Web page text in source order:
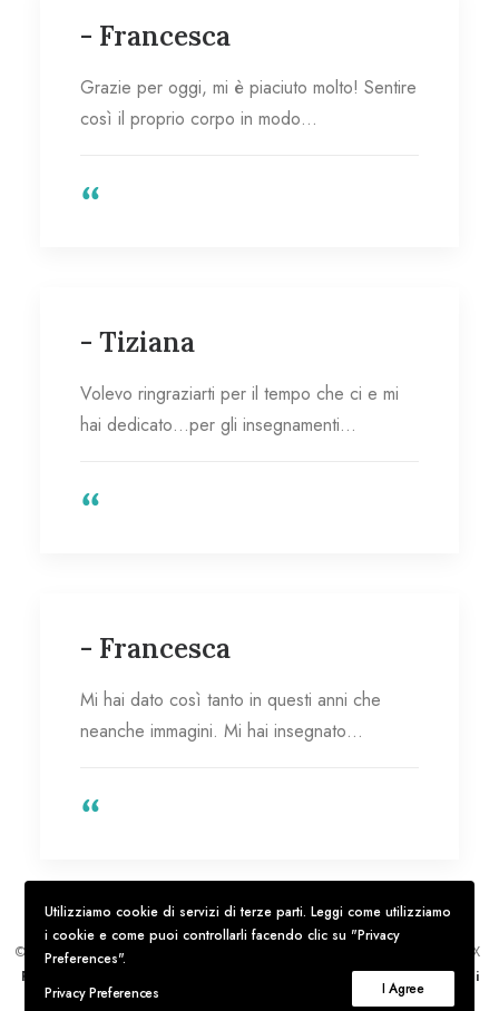
- Francesca
Grazie per oggi, mi è piaciuto molto! Sentire
così il proprio corpo in modo…
- Tiziana
Volevo ringraziarti per il tempo che ci e mi
hai dedicato…per gli insegnamenti…
- Francesca
Mi hai dato così tanto in questi anni che
neanche immagini. Mi hai insegnato…
© Ingrid Mattiazzi –
.: MTTNRD88T58A182X
Privacy Policy
Termini e Condizioni
Utilizziamo cookie di servizi di terze parti. Leggi come utilizziamo
i cookie e come puoi controllarli facendo clic su "Privacy
Preferences".
Privacy Preferences
I Agree